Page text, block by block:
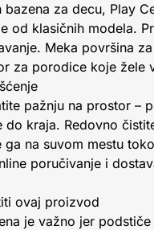
za decu, Play
od klasičnih modela.
Meka površina
za porodice koje žele
pažnju na prostor –
do kraja. Redovno
ga na suvom mestu
poručivanje i
ovaj proizvod
je važno jer